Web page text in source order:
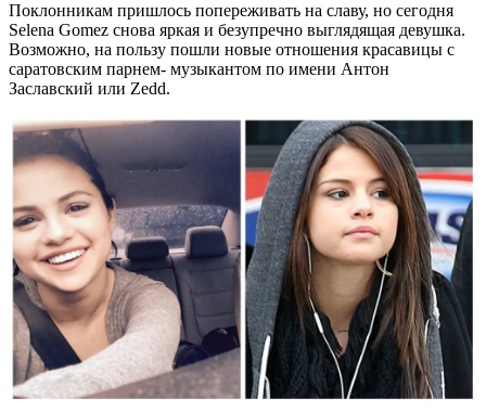
Поклонникам пришлось попереживать на славу, но сегодня
Selena Gomez снова яркая и безупречно выглядящая девушка.
Возможно, на пользу пошли новые отношения красавицы с
саратовским парнем- музыкантом по имени Антон
Заславский или Zedd.